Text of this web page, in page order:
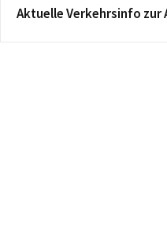
Aktuelle Verkehrsinfo zur